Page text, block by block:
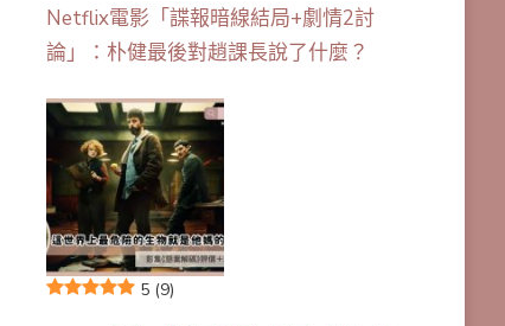
Netflix電影「諜報暗線結局+劇情2討
論」：朴健最後對趙課長說了什麼？
5 (9)